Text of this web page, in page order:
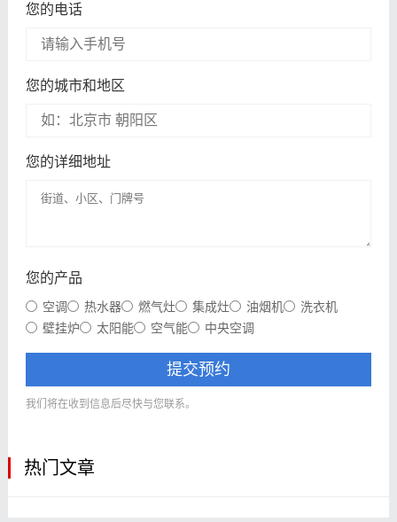
您的电话
您的城市和地区
您的详细地址
您的产品
空调 热水器 燃气灶 集成灶 油烟机
洗衣机
壁挂炉
太阳能 空气能 中央空调
提交预约
我们将在收到信息后尽快与您联系。
热门文章